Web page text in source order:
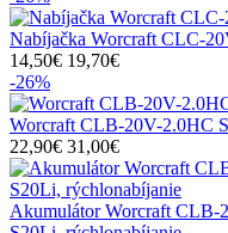
Nabíjačka Worcraft CLC-
14,50€ 19,70€
-26%
Worcraft CLB-20V-2.0HC
22,90€ 31,00€
Akumulátor Worcraft CLB-